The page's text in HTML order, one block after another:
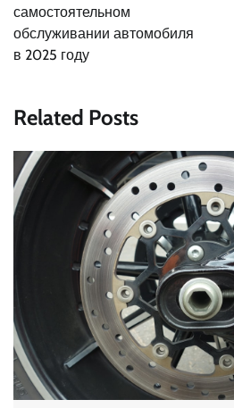
записям
самостоятельном
обслуживании автомобиля
в 2025 году
Related Posts